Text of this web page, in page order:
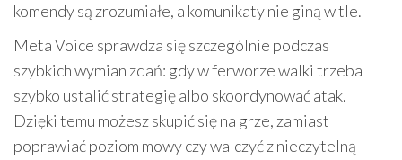
komendy są zrozumiałe, a komunikaty nie giną w tle.
Meta Voice sprawdza się szczególnie podczas
szybkich wymian zdań: gdy w ferworze walki trzeba
szybko ustalić strategię albo skoordynować atak.
Dzięki temu możesz skupić się na grze, zamiast
poprawiać poziom mowy czy walczyć z nieczytelną